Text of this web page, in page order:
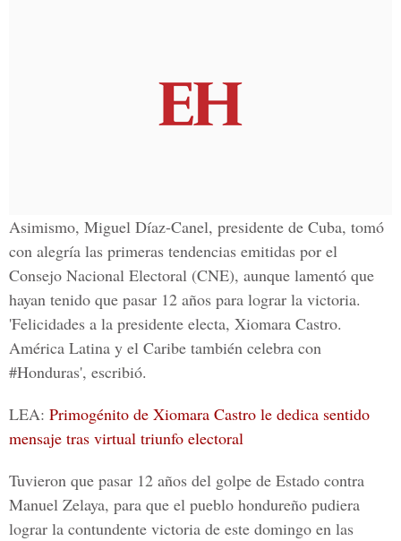
Asimismo, Miguel Díaz-Canel, presidente de Cuba, tomó
con alegría las primeras tendencias emitidas por el
Consejo Nacional Electoral (CNE), aunque lamentó que
hayan tenido que pasar 12 años para lograr la victoria.
'Felicidades a la presidente electa, Xiomara Castro.
América Latina y el Caribe también celebra con
#Honduras', escribió.
LEA: Primogénito de Xiomara Castro le dedica sentido
mensaje tras virtual triunfo electoral
Tuvieron que pasar 12 años del golpe de Estado contra
Manuel Zelaya, para que el pueblo hondureño pudiera
lograr la contundente victoria de este domingo en las